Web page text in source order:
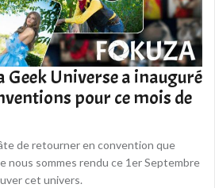
Geek Universe a inauguré
pour ce mois de
de retourner en convention que
nous sommes rendu ce 1er Septembre
cet univers.